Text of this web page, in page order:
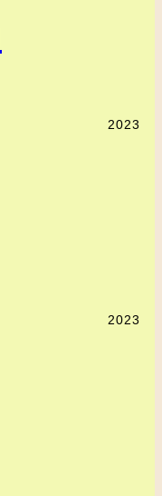
2023
2023